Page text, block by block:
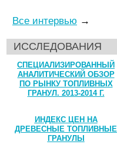
Все интервью →
ИССЛЕДОВАНИЯ
СПЕЦИАЛИЗИРОВАННЫЙ
АНАЛИТИЧЕСКИЙ ОБЗОР
ПО РЫНКУ ТОПЛИВНЫХ
ГРАНУЛ. 2013-2014 Г.
ИНДЕКС ЦЕН НА
ДРЕВЕСНЫЕ ТОПЛИВНЫЕ
ГРАНУЛЫ